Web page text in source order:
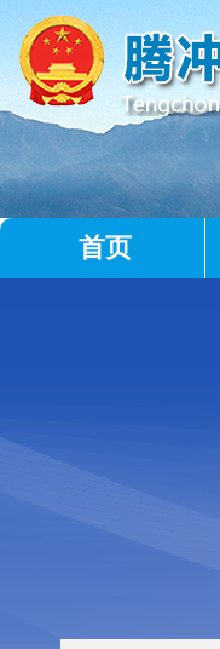
首页